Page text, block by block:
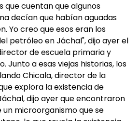
que cuentan que algunos
decían que habían aguadas
Yo creo que esos eran los
petróleo en Jáchal", dijo ayer el
de escuela primaria y
Junto a esas viejas historias, los
Chicala, director de la
explora la existencia de
dijo ayer que encontraron
un microorganismo que se